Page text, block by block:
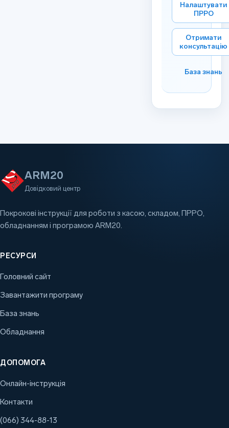
Налаштувати
ПРРО
Отримати
консультацію
База знань
ARM20
Довідковий центр
Покрокові інструкції для роботи з касою, складом, ПРРО,
обладнанням і програмою ARM20.
РЕСУРСИ
Головний сайт
Завантажити програму
База знань
Обладнання
ДОПОМОГА
Онлайн-інструкція
Контакти
(066) 344-88-13